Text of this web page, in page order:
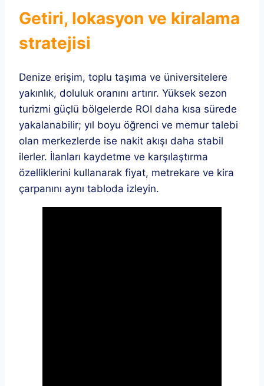
Getiri, lokasyon ve kiralama
stratejisi
Denize erişim, toplu taşıma ve üniversitelere
yakınlık, doluluk oranını artırır. Yüksek sezon
turizmi güçlü bölgelerde ROI daha kısa sürede
yakalanabilir; yıl boyu öğrenci ve memur talebi
olan merkezlerde ise nakit akışı daha stabil
ilerler. İlanları kaydetme ve karşılaştırma
özelliklerini kullanarak fiyat, metrekare ve kira
çarpanını aynı tabloda izleyin.